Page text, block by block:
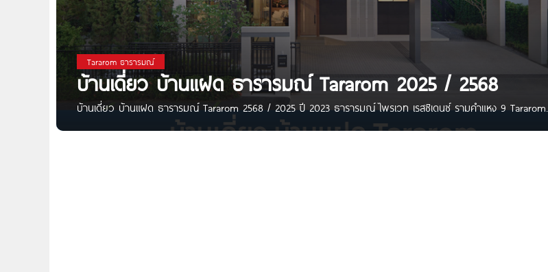
Tararom ธารารมณ์
บ้านเดี่ยว บ้านแฝด ธารารมณ์ Tararom 2025 / 2568
บ้านเดี่ยว บ้านแฝด ธารารมณ์ Tararom 2568 / 2025 ปี 2023 ธารารมณ์ ไพรเวท เรสซิเดนซ์ รามคำแหง 9 Tararom
Private Residence Ramkhamhaeng 9 บ้านเดี่ยว เทรนดี้ เอ็กซ์คลูซีฟ ร่มเกล้า Trendy Exclusive Romklao ปี 2020